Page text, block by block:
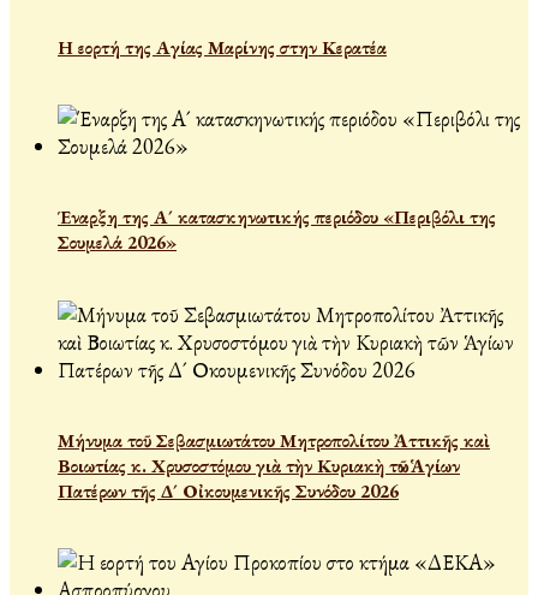
Η εορτή της Αγίας Μαρίνης στην Κερατέα
Έναρξη της Α´ κατασκηνωτικής περιόδου «Περιβόλι της
Σουμελά 2026»
Μήνυμα τοῦ Σεβασμιωτάτου Μητροπολίτου Ἀττικῆς καὶ
Βοιωτίας κ. Χρυσοστόμου γιὰ τὴν Κυριακὴ τῶν Ἁγίων
Πατέρων τῆς Δ´ Οἰκουμενικῆς Συνόδου 2026